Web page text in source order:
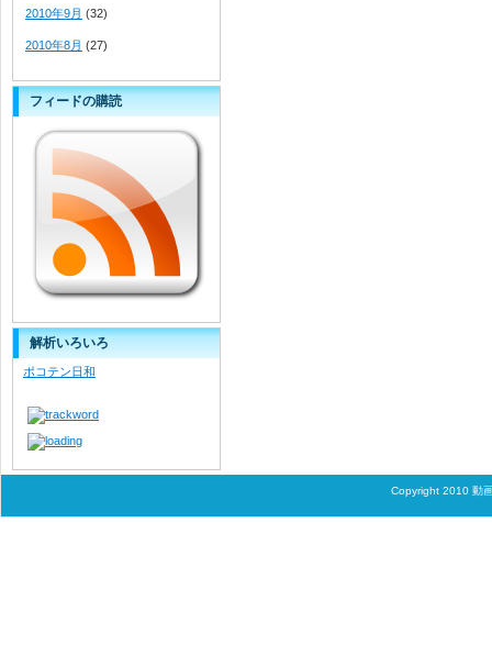
2010年9月 (32)
2010年8月 (27)
フィードの購読
解析いろいろ
ポコテン日和
Copyright 2010 動